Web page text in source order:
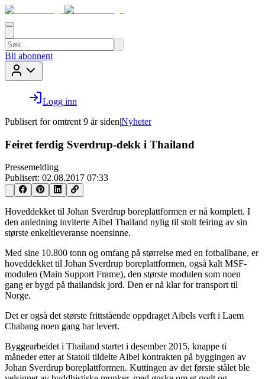
Bli abonnent
Logg inn
Publisert for omtrent 9 år siden|Nyheter
Feiret ferdig Sverdrup-dekk i Thailand
Pressemelding
Publisert: 02.08.2017 07:33
Hoveddekket til Johan Sverdrup boreplattformen er nå komplett. I
den anledning inviterte Aibel Thailand nylig til stolt feiring av sin
største enkeltleveranse noensinne.
Med sine 10.800 tonn og omfang på størrelse med en fotballbane, er
hoveddekket til Johan Sverdrup boreplattformen, også kalt MSF-
modulen (Main Support Frame), den største modulen som noen
gang er bygd på thailandsk jord. Den er nå klar for transport til
Norge.
Det er også det største frittstående oppdraget Aibels verft i Laem
Chabang noen gang har levert.
Byggearbeidet i Thailand startet i desember 2015, knappe ti
måneder etter at Statoil tildelte Aibel kontrakten på byggingen av
Johan Sverdrup boreplattformen. Kuttingen av det første stålet ble